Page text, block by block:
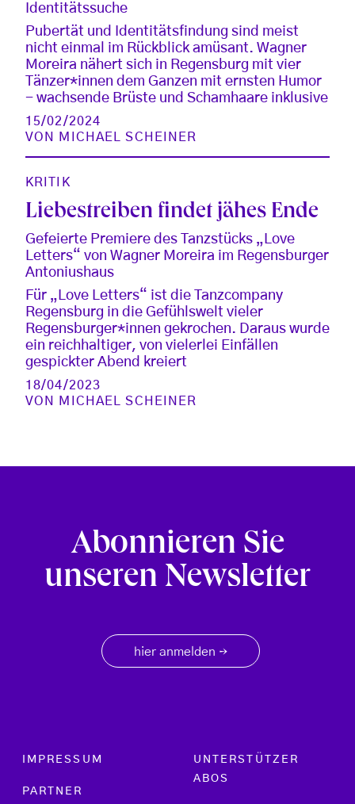
Identitätssuche
Pubertät und Identitätsfindung sind meist
nicht einmal im Rückblick amüsant. Wagner
Moreira nähert sich in Regensburg mit vier
Tänzer*innen dem Ganzen mit ernsten Humor
- wachsende Brüste und Schamhaare inklusive
15/02/2024
VON MICHAEL SCHEINER
KRITIK
Liebestreiben findet jähes Ende
Gefeierte Premiere des Tanzstücks „Love
Letters“ von Wagner Moreira im Regensburger
Antoniushaus
Für „Love Letters“ ist die Tanzcompany
Regensburg in die Gefühlswelt vieler
Regensburger*innen gekrochen. Daraus wurde
ein reichhaltiger, von vielerlei Einfällen
gespickter Abend kreiert
18/04/2023
VON MICHAEL SCHEINER
Abonnieren Sie
unseren Newsletter
hier anmelden →
Footer menu
IMPRESSUM
PARTNER
UNTERSTÜTZER
ABOS